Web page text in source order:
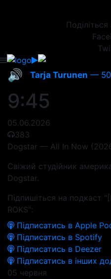
🔊 Tarja Turunen —
9:45
05.06.2026
383
Dogstar — All In Now
Cвіжий студійник
Dogstar.
Підпишіться на подкаст
ROKS":
Підписатись в Apple
Підписатись в Spotify
Підписатись в Deezer
Підписатись в інших
05 червня